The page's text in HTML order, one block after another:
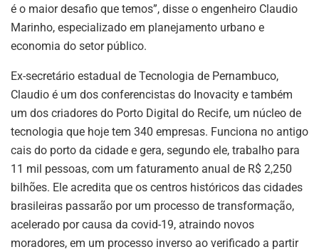
é o maior desafio que temos”, disse o engenheiro Claudio
Marinho, especializado em planejamento urbano e
economia do setor público.
Ex-secretário estadual de Tecnologia de Pernambuco,
Claudio é um dos conferencistas do Inovacity e também
um dos criadores do Porto Digital do Recife, um núcleo de
tecnologia que hoje tem 340 empresas. Funciona no antigo
cais do porto da cidade e gera, segundo ele, trabalho para
11 mil pessoas, com um faturamento anual de R$ 2,250
bilhões. Ele acredita que os centros históricos das cidades
brasileiras passarão por um processo de transformação,
acelerado por causa da covid-19, atraindo novos
moradores, em um processo inverso ao verificado a partir